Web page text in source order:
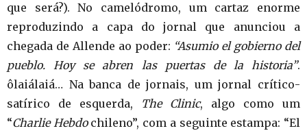
que será?). No camelódromo, um cartaz enorme
reproduzindo a capa do jornal que anunciou a
chegada de Allende ao poder: “Asumio el gobierno del
pueblo. Hoy se abren las puertas de la historia”.
ôlaiálaiá… Na banca de jornais, um jornal crítico-
satírico de esquerda, The Clinic, algo como um
“Charlie Hebdochileno”, com a seguinte estampa: “El